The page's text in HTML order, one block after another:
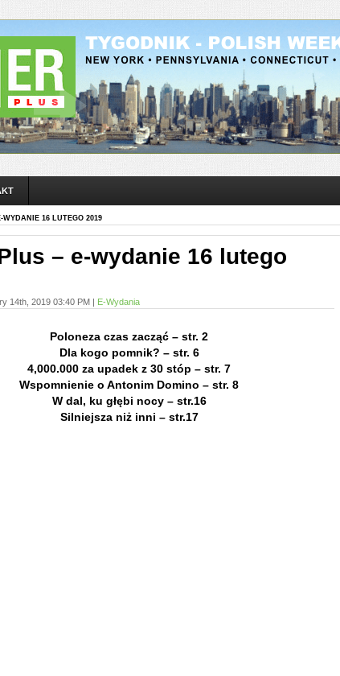
16 LUTEGO 2019
– e-wydanie 16 lutego
14th, 2019 03:40 PM | E-Wydania
Poloneza czas zacząć – str. 2
Dla kogo pomnik? – str. 6
4,000.000 za upadek z 30 stóp – str. 7
Wspomnienie o Antonim Domino – str. 8
W dal, ku głębi nocy – str.16
Silniejsza niż inni – str.17